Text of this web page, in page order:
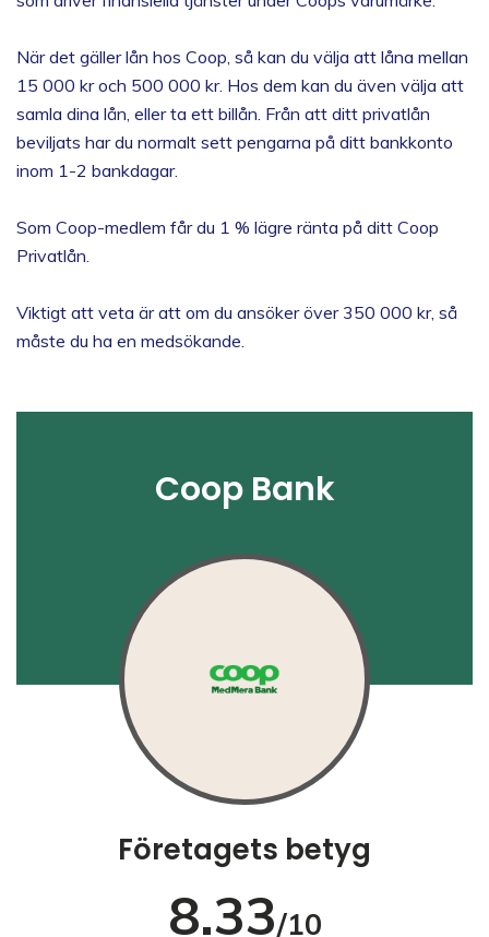
När det gäller lån hos Coop, så kan du välja att låna mellan
15 000 kr och 500 000 kr. Hos dem kan du även välja att
samla dina lån, eller ta ett billån. Från att ditt privatlån
beviljats har du normalt sett pengarna på ditt bankkonto
inom 1-2 bankdagar.
Som Coop-medlem får du 1 % lägre ränta på ditt Coop
Privatlån.
Viktigt att veta är att om du ansöker över 350 000 kr, så
måste du ha en medsökande.
Coop Bank
Företagets betyg
8.33/10